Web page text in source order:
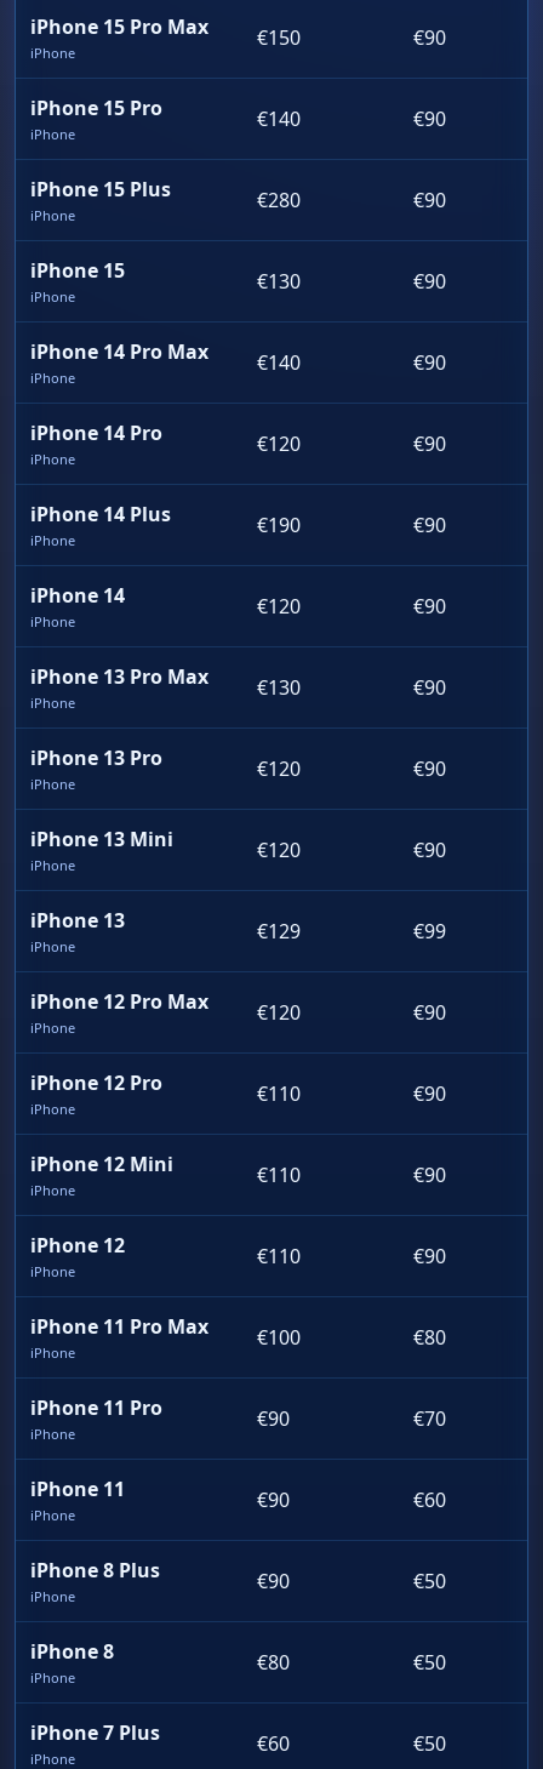
iPhone 15 Pro Max
iPhone
€150 €90
iPhone 15 Pro
iPhone
€140 €90
iPhone 15 Plus
iPhone
€280 €90
iPhone 15
iPhone
€130 €90
iPhone 14 Pro Max
iPhone
€140 €90
iPhone 14 Pro
iPhone
€120 €90
iPhone 14 Plus
iPhone
€190 €90
iPhone 14
iPhone
€120 €90
iPhone 13 Pro Max
iPhone
€130 €90
iPhone 13 Pro
iPhone
€120 €90
iPhone 13 Mini
iPhone
€120 €90
iPhone 13
iPhone
€129 €99
iPhone 12 Pro Max
iPhone
€120 €90
iPhone 12 Pro
iPhone
€110 €90
iPhone 12 Mini
iPhone
€110 €90
iPhone 12
iPhone
€110 €90
iPhone 11 Pro Max
iPhone
€100 €80
iPhone 11 Pro
iPhone
€90 €70
iPhone 11
iPhone
€90 €60
iPhone 8 Plus
iPhone
€90 €50
iPhone 8
iPhone
€80 €50
iPhone 7 Plus
iPhone
€60 €50